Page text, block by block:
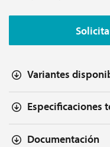
Variantes
Especificaciones
Documentación